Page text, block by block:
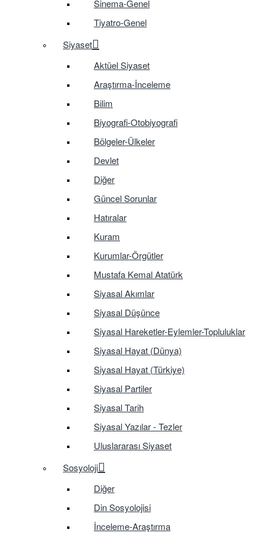
Sinema-Genel
Tiyatro-Genel
Siyaset
Aktüel Siyaset
Araştırma-İnceleme
Bilim
Biyografi-Otobiyografi
Bölgeler-Ülkeler
Devlet
Diğer
Güncel Sorunlar
Hatıralar
Kuram
Kurumlar-Örgütler
Mustafa Kemal Atatürk
Siyasal Akımlar
Siyasal Düşünce
Siyasal Hareketler-Eylemler-Topluluklar
Siyasal Hayat (Dünya)
Siyasal Hayat (Türkiye)
Siyasal Partiler
Siyasal Tarih
Siyasal Yazılar - Tezler
Uluslararası Siyaset
Sosyoloji
Diğer
Din Sosyolojisi
İnceleme-Araştırma